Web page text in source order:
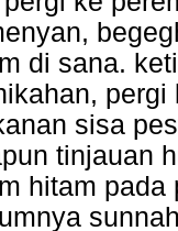
di sana.
sisa
tinjauan
hitam pada